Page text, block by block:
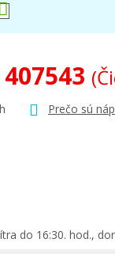
Prečo sú
do 16:30. hod.,